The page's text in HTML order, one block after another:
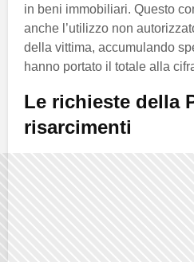
in beni immobiliari. Questo
anche l’utilizzo non
della vittima, accumulando
hanno portato il totale alla
Le richieste della
risarcimenti